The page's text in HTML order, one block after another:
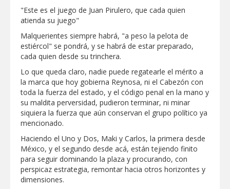
"Este es el juego de Juan Pirulero, que cada quien
atienda su juego"
Malquerientes siempre habrá, "a peso la pelota de
estiércol" se pondrá, y se habrá de estar preparado,
cada quien desde su trinchera.
Lo que queda claro, nadie puede regatearle el mérito a
la marca que hoy gobierna Reynosa, ni el Cabezón con
toda la fuerza del estado, y el código penal en la mano y
su maldita perversidad, pudieron terminar, ni minar
siquiera la fuerza que aún conservan el grupo político ya
mencionado.
Haciendo el Uno y Dos, Maki y Carlos, la primera desde
México, y el segundo desde acá, están tejiendo finito
para seguir dominando la plaza y procurando, con
perspicaz estrategia, remontar hacia otros horizontes y
dimensiones.